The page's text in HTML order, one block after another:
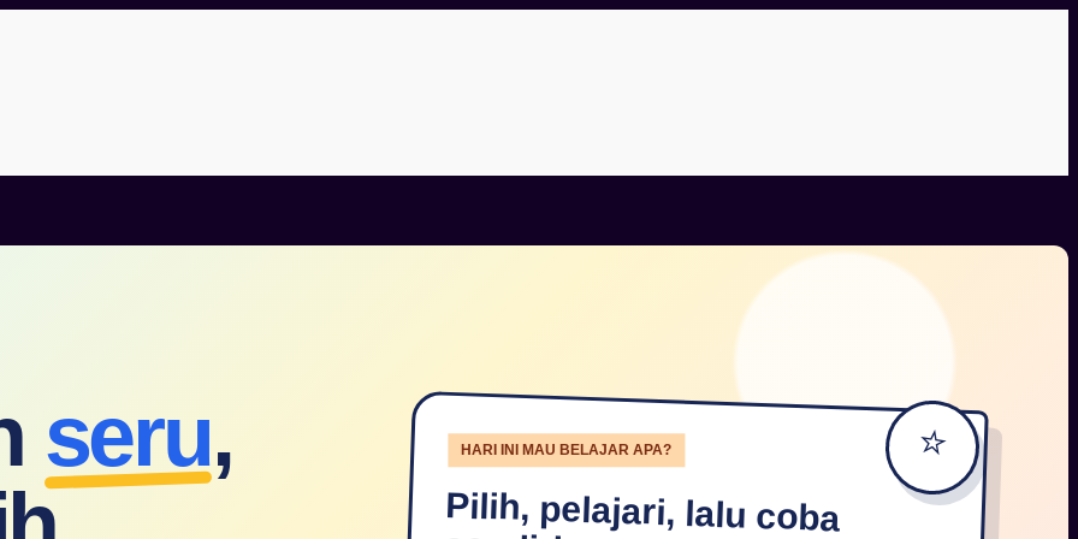
seru,
HARI INI MAU BELAJAR APA?
Pilih, pelajari, lalu coba
⭐